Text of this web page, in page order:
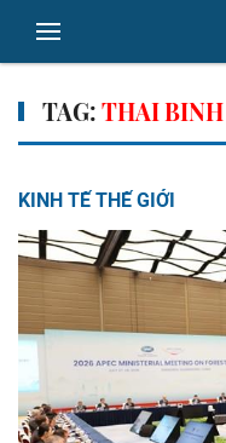
TAG:THAI
KINH TẾ THẾ GIỚI